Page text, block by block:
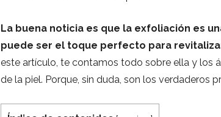
La buena noticia es que la exfoliación es
puede ser el toque perfecto para
este artículo, te contamos todo sobre ella y los
de la piel. Porque, sin duda, son los verdaderos